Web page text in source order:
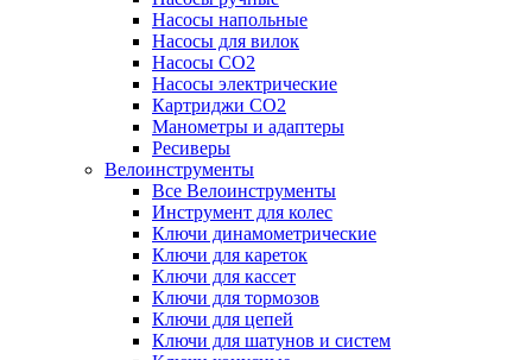
Насосы напольные
Насосы для вилок
Насосы CO2
Насосы электрические
Картриджи CO2
Манометры и адаптеры
Ресиверы
Велоинструменты
Все Велоинструменты
Инструмент для колес
Ключи динамометрические
Ключи для кареток
Ключи для кассет
Ключи для тормозов
Ключи для цепей
Ключи для шатунов и систем